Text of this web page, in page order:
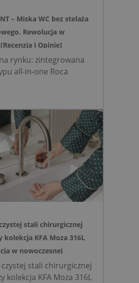
– Miska WC bez stelaża
Rewolucja w
i Opinie]
rynku: zintegrowana
all-in-one Roca
podtynkowego.
do 20 cm przestrzeni w
15% cichsze
dzięki technologii
efekcie Venturiego.
do szybkich
bez kucia ścian.
stali chirurgicznej
kolekcja KFA Moza 316L
w nowoczesnej
czystej stali chirurgicznej
kolekcja KFA Moza 316L